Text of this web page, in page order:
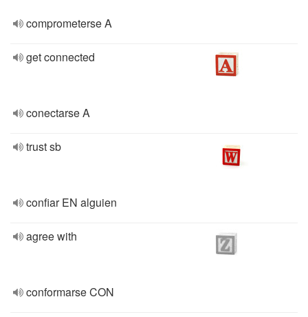
comprometerse A
get connected
conectarse A
trust sb
confiar EN alguien
agree with
conformarse CON